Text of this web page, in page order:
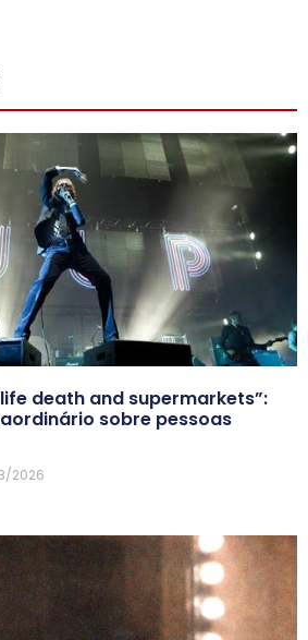
death and supermarkets”:
sobre pessoas
2026